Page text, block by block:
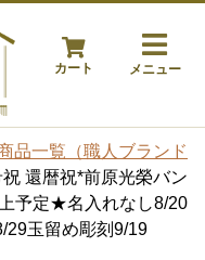
カート メニュー
品一覧（職人ブランド
還暦祝*前原光榮バン
予定★名入れなし8/20
29玉留め彫刻9/19